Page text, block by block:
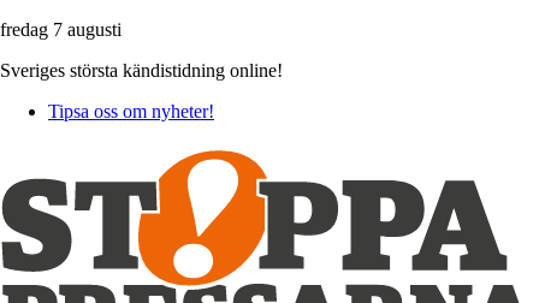
fredag 7 augusti
Sveriges största kändistidning online!
Tipsa oss om nyheter!